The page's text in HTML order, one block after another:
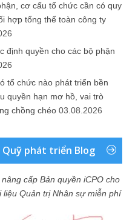
cơ cấu tổ chức cần có quy
hợp tổng thể toàn công ty
định quyền cho các bộ phận
tổ chức nào phát triển bền
quyền hạn mơ hồ, vai trò
chồng chéo 03.08.2026
Quỹ phát triển Blog
cấp Bản quyền iCPO cho
liệu Quản trị Nhân sự miễn phí